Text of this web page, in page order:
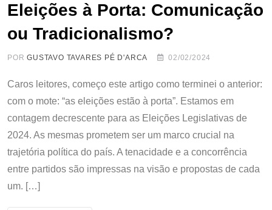
Eleições à Porta: Comunicação
ou Tradicionalismo?
PORGUSTAVO TAVARES PÉ D'ARCA 02/02/2024
Caros leitores, começo este artigo como terminei o anterior:
com o mote: “as eleições estão à porta”. Estamos em
contagem decrescente para as Eleições Legislativas de
2024. As mesmas prometem ser um marco crucial na
trajetória política do país. A tenacidade e a concorrência
entre partidos são impressas na visão e propostas de cada
um. […]